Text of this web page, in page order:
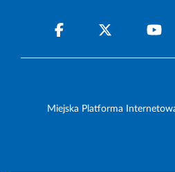
Miejska Platforma